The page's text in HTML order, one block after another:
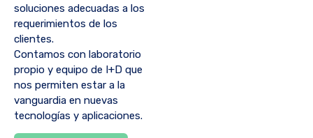
soluciones adecuadas a los
requerimientos de los
clientes.
Contamos con laboratorio
propio y equipo de I+D que
nos permiten estar a la
vanguardia en nuevas
tecnologías y aplicaciones.